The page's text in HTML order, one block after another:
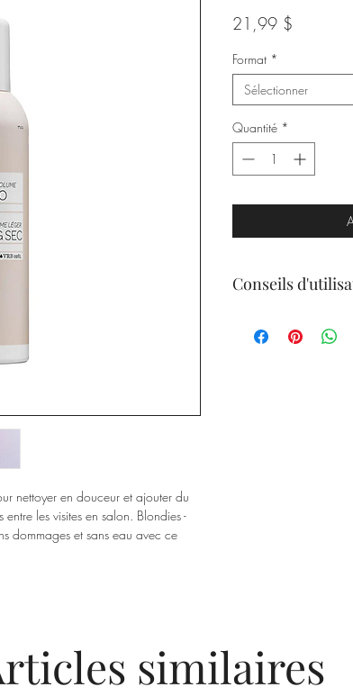
nettoyer en douceur et ajouter du
les visites en salon. Blondies -
dommages et sans eau avec ce
21,99 $
Format *
Sélectionner
Quantité *
Conseils
le cuir chevelu, brosser
similaires